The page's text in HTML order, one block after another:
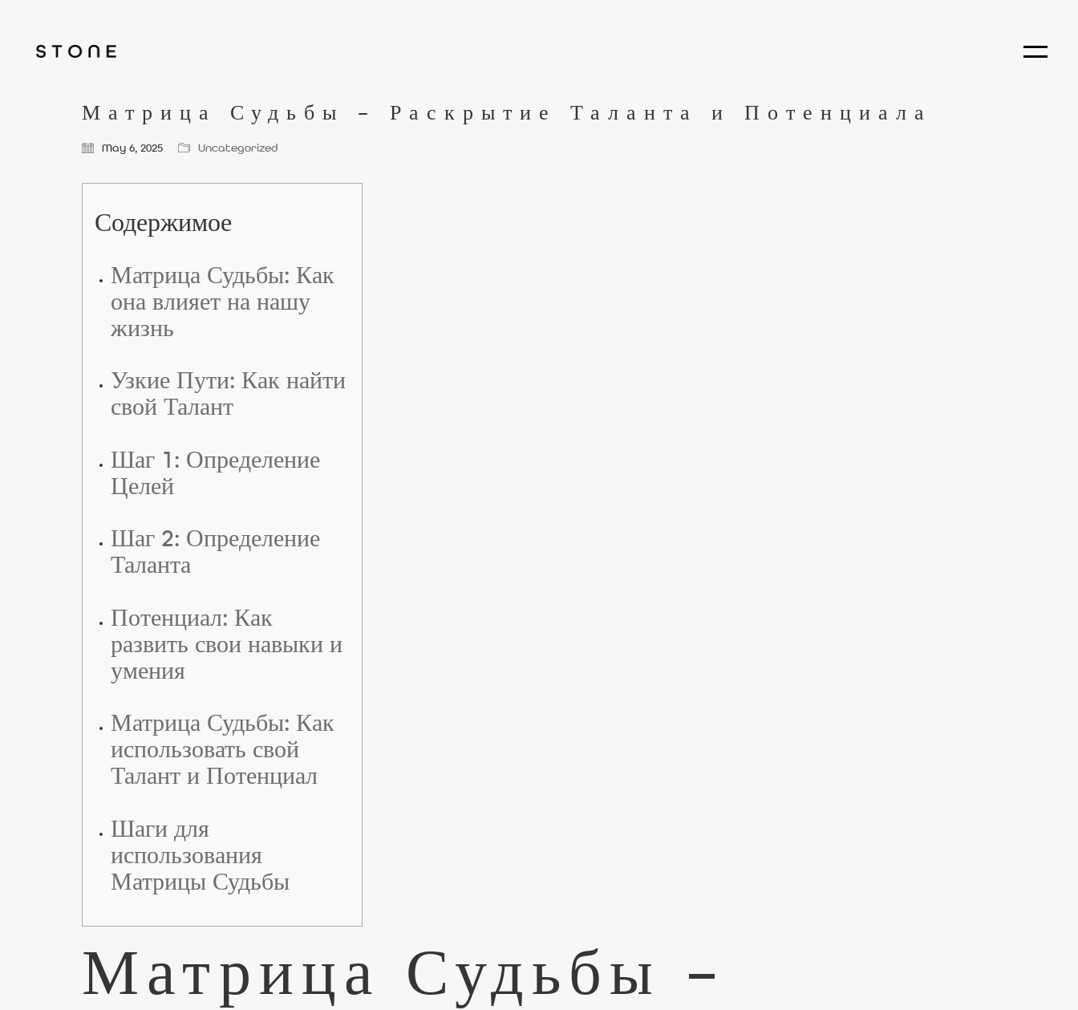
Матрица Судьбы – Раскрытие Таланта и Потенциала
May 6, 2025 Uncategorized
Содержимое
Матрица Судьбы: Как
она влияет на нашу
жизнь
Узкие Пути: Как найти
свой Талант
Шаг 1: Определение
Целей
Шаг 2: Определение
Таланта
Потенциал: Как
развить свои навыки и
умения
Матрица Судьбы: Как
использовать свой
Талант и Потенциал
Шаги для
использования
Матрицы Судьбы
Матрица Судьбы –